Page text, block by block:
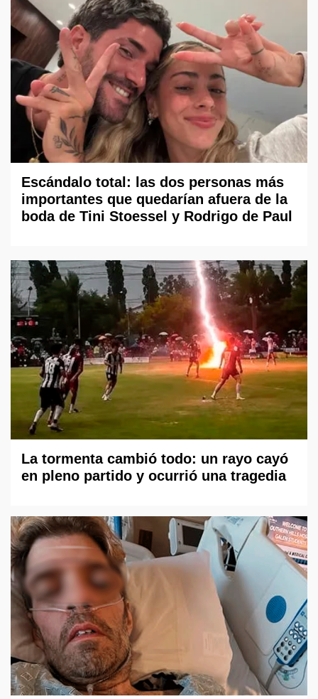
Escándalo total: las dos personas más
importantes que quedarían afuera de la
boda de Tini Stoessel y Rodrigo de Paul
La tormenta cambió todo: un rayo cayó
en pleno partido y ocurrió una tragedia